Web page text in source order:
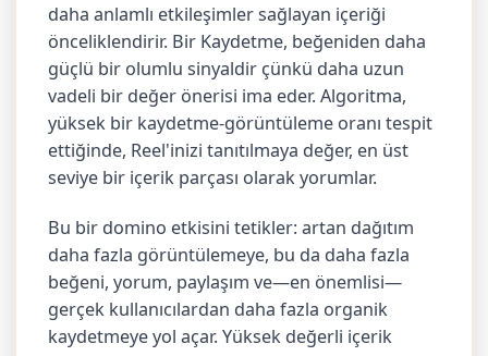
daha anlamlı etkileşimler sağlayan içeriği
önceliklendirir. Bir Kaydetme, beğeniden daha
güçlü bir olumlu sinyaldir çünkü daha uzun
vadeli bir değer önerisi ima eder. Algoritma,
yüksek bir kaydetme-görüntüleme oranı tespit
ettiğinde, Reel'inizi tanıtılmaya değer, en üst
seviye bir içerik parçası olarak yorumlar.
Bu bir domino etkisini tetikler: artan dağıtım
daha fazla görüntülemeye, bu da daha fazla
beğeni, yorum, paylaşım ve—en önemlisi—
gerçek kullanıcılardan daha fazla organik
kaydetmeye yol açar. Yüksek değerli içerik